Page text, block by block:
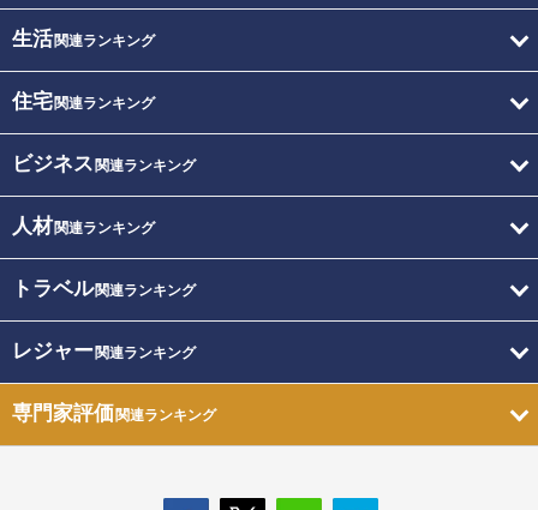
生活関連ランキング
住宅関連ランキング
ビジネス 関連ランキング
人材関連ランキング
トラベル関連ランキング
レジャー関連ランキング
専門家評価関連ランキング